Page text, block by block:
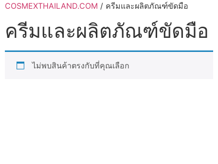
COSMEXTHAILAND.COM / ครีมและผลิตภัณฑ์ขัดมือ
ครีมและผลิตภัณฑ์ขัดมือ
ไม่พบสินค้าตรงกับที่คุณเลือก